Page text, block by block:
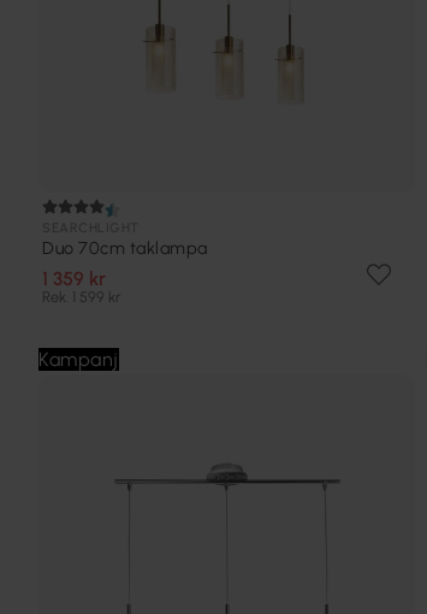
Duo 70cm taklampa
1 359 kr
Rek. 1 599 kr
Kampanj